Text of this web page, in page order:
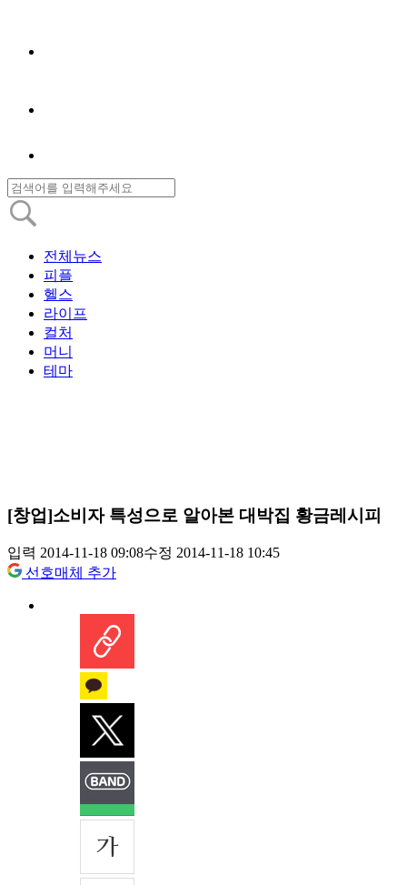
전체뉴스
피플
헬스
라이프
컬처
머니
테마
[창업]소비자 특성으로 알아본 대박집 황금레시피
입력 2014-11-18 09:08수정 2014-11-18 10:45
선호매체 추가